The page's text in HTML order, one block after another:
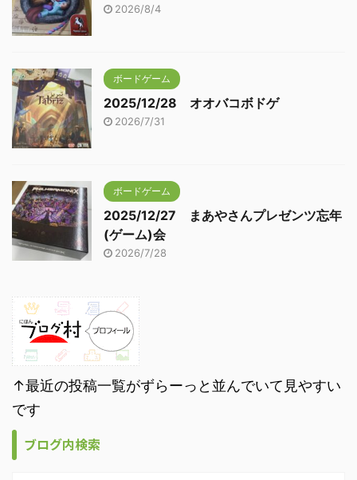
2026/8/4
ボードゲーム
2025/12/28 オオバコボドゲ
2026/7/31
ボードゲーム
2025/12/27 まあやさんプレゼンツ忘年
(ゲーム)会
2026/7/28
↑最近の投稿一覧がずらーっと並んでいて見やすい
です
ブログ内検索